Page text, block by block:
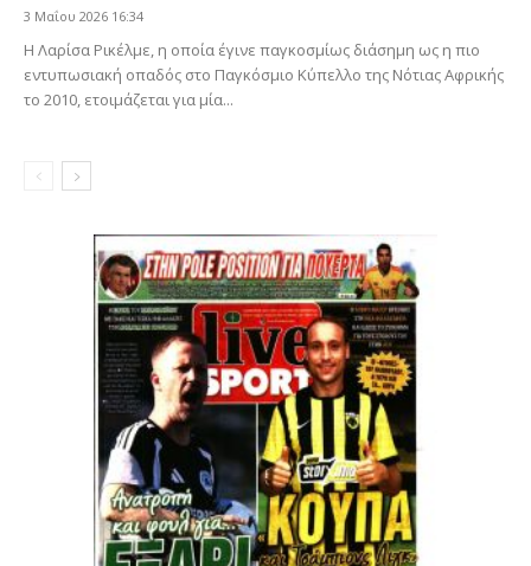
3 Μαΐου 2026 16:34
Η Λαρίσα Ρικέλμε, η οποία έγινε παγκοσμίως διάσημη ως η πιο
εντυπωσιακή οπαδός στο Παγκόσμιο Κύπελλο της Νότιας Αφρικής
το 2010, ετοιμάζεται για μία...